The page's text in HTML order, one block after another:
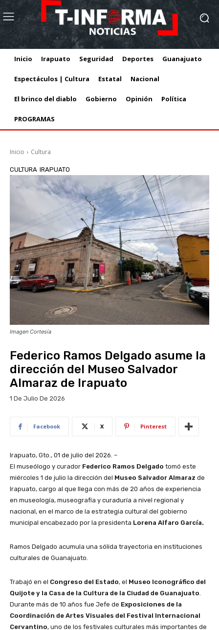
Inicio Irapuato Seguridad Deportes Guanajuato
Espectáculos | Cultura Estatal Nacional
El brinco del diablo Gobierno Opinión Política
PROGRAMAS
Inicio Cultura
CULTURA IRAPUATO
Imagen Cortesía
Federico Ramos Delgado asume la
dirección del Museo Salvador
Almaraz de Irapuato
1 De Julio De 2026
Facebook X Pinterest
Irapuato, Gto., 01 de julio del 2026. –
El museólogo y curador Federico Ramos Delgado tomó este
miércoles 1 de julio la dirección del Museo Salvador Almaraz de
Irapuato, cargo al que llega con más de 20 años de experiencia
en museología, museografía y curaduría a nivel regional y
nacional, en el marco de la estrategia cultural del gobierno
municipal encabezado por la presidenta Lorena Alfaro García.
Ramos Delgado acumula una sólida trayectoria en instituciones
culturales de Guanajuato.
Trabajó en el Congreso del Estado, el Museo Iconográfico del
Quijote y la Casa de la Cultura de la Ciudad de Guanajuato.
Durante más de 10 años fue Jefe de Exposiciones de la
Coordinación de Artes Visuales del Festival Internacional
Cervantino, uno de los festivales culturales más importantes de